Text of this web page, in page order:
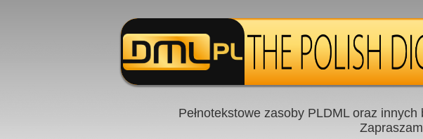
Pełnotekstowe zasoby PLDML oraz